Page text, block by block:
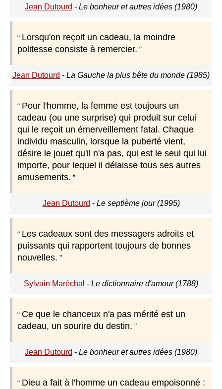
Jean Dutourd - Le bonheur et autres idées (1980)
Lorsqu'on reçoit un cadeau, la moindre
politesse consiste à remercier.
Jean Dutourd - La Gauche la plus bête du monde (1985)
Pour l'homme, la femme est toujours un
cadeau (ou une surprise) qui produit sur celui
qui le reçoit un émerveillement fatal. Chaque
individu masculin, lorsque la puberté vient,
désire le jouet qu'il n'a pas, qui est le seul qui lui
importe, pour lequel il délaisse tous ses autres
amusements.
Jean Dutourd - Le septième jour (1995)
Les cadeaux sont des messagers adroits et
puissants qui rapportent toujours de bonnes
nouvelles.
Sylvain Maréchal - Le dictionnaire d'amour (1788)
Ce que le chanceux n'a pas mérité est un
cadeau, un sourire du destin.
Jean Dutourd - Le bonheur et autres idées (1980)
Dieu a fait à l'homme un cadeau empoisonné :